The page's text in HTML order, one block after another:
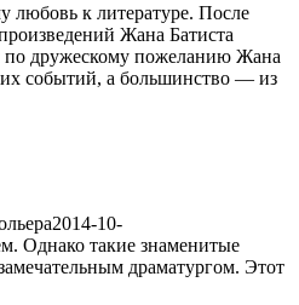
любовь к литературе. После
Жана Батиста
по дружескому пожеланию Жана
событий, а большинство — из
2014-10-
Однако такие знаменитые
драматургом. Этот